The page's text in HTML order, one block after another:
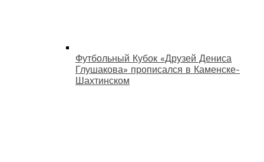
Футбольный Кубок «Друзей Дениса
Глушакова» прописался в Каменске-
Шахтинском